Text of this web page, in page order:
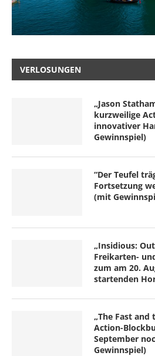
VERLOSUNGEN
„Jason
kurzweilige
innovativer
Gewinnspiel)
“Der Teufel
Fortsetzung
(mit
„Insidious:
Freikarten-
zum am 20.
startenden
„The Fast and
Action-
September
Gewinnspiel)